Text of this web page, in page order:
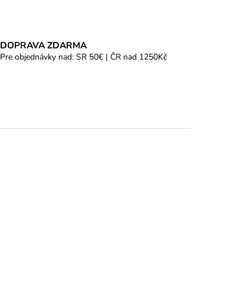
DOPRAVA ZDARMA
Pre objednávky nad: SR 50€ | ČR nad 1250Kč